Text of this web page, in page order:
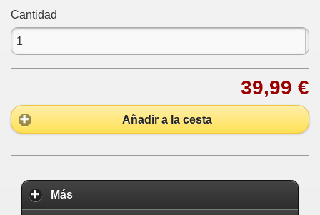
Cantidad
39,99 €
Añadir a la cesta
Más